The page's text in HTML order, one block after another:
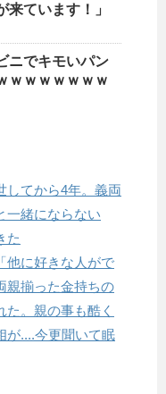
来ています！」
ニでキモいパン
ｗｗｗｗｗｗｗ
してから4年。義両
一緒にならない
た
他に好きな人がで
親揃った金持ちの
た。親の事も酷く
が....今更聞いて眠